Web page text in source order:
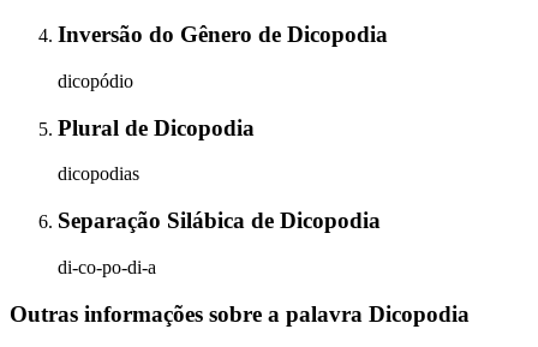
Inversão do Gênero de Dicopodia
dicopódio
Plural de Dicopodia
dicopodias
Separação Silábica de Dicopodia
di-co-po-di-a
Outras informações sobre a palavra Dicopodia